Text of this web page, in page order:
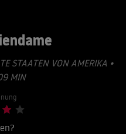
STAATEN VON AMERIKA •
MIN